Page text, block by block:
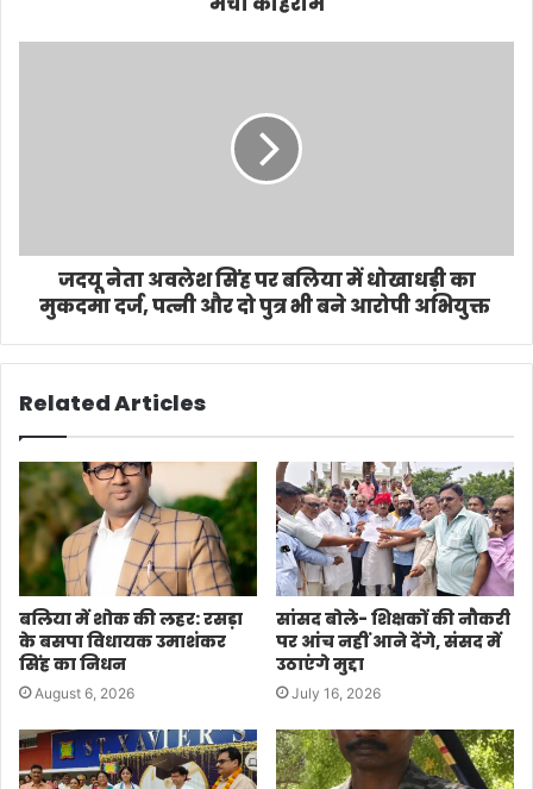
जदयू नेता अवलेश सिंह पर बलिया में धोखाधड़ी का
मुकदमा दर्ज, पत्नी और दो पुत्र भी बने आरोपी अभियुक्त
Related Articles
बलिया में शोक की लहर: रसड़ा
के बसपा विधायक उमाशंकर
सिंह का निधन
August 6, 2026
सांसद बोले- शिक्षकों की नौकरी
पर आंच नहीं आने देंगे, संसद में
उठाएंगे मुद्दा
July 16, 2026